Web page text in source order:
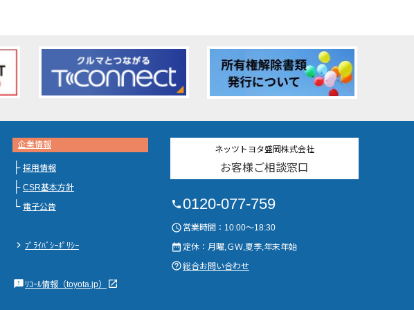
企業情報
├ 採用情報
├ CSR基本方針
└ 電子公告
chevron_right ﾌﾟﾗｲﾊﾞｼｰﾎﾟﾘｼｰ
feedback ﾘｺｰﾙ情報（toyota.jp） launch
ネッツトヨタ盛岡株式会社
お客様ご相談窓口
phone0120-077-759
access_time 営業時間：10:00～18:30
date_range 定休：月曜,ＧＷ,夏季,年末年始
help_outline総合お問い合わせ